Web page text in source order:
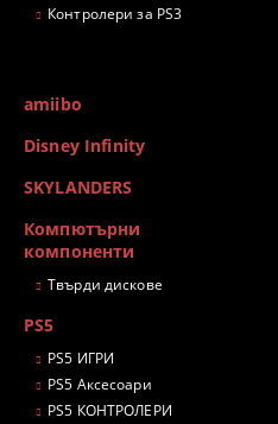
Контролери за PS3
amiibo
Disney Infinity
SKYLANDERS
Компютърни
компоненти
Твърди дискове
PS5
PS5 ИГРИ
PS5 Аксесоари
PS5 КОНТРОЛЕРИ